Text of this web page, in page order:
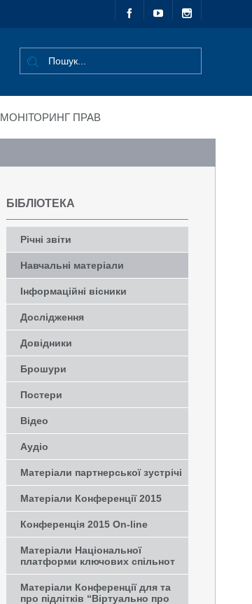
МОНІТОРИНГ ПРАВ
БІБЛІОТЕКА
Річні звіти
Навчальні матеріали
Інформаційні вісники
Дослідження
Довідники
Брошури
Постери
Відео
Аудіо
Матеріали партнерської зустрічі
Матеріали Конференції 2015
Конференція 2015 On-line
Матеріали Національної
платформи ключових спільнот
Матеріали Конференції для та
про підлітків “Віртуально про